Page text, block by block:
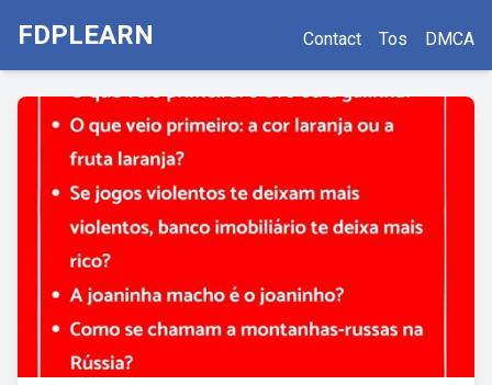
FDPLEARN Contact Tos DMCA